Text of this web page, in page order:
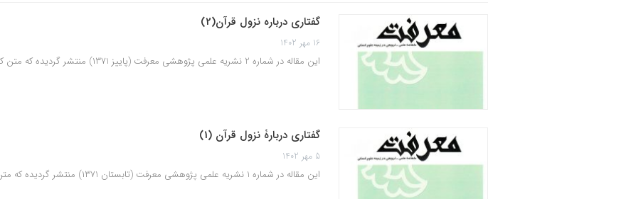
گفتاري درباره نزول قرآن(2)
16 مهر 1402
این مقاله در شماره 2 نشریه علمی پژوهشی معرفت (پاییز ۱۳۷1) منتشر گردیده که متن کامل آن منتشر می‌گردد.
گفتاري دربارۀ نزول قرآن (1)
5 مهر 1402
این مقاله در شماره 1 نشریه علمی پژوهشی معرفت (تابستان ۱۳۷1) منتشر گردیده که متن کامل آن منتشر می‌گردد.